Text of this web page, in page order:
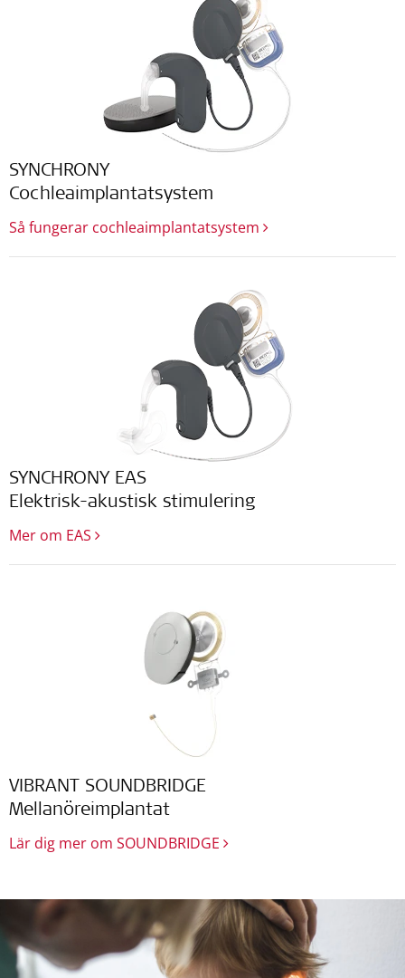
SYNCHRONY
Cochleaimplantatsystem
Så fungerar cochleaimplantatsystem
SYNCHRONY EAS
Elektrisk-akustisk stimulering
Mer om EAS
VIBRANT SOUNDBRIDGE
Mellanöreimplantat
Lär dig mer om SOUNDBRIDGE